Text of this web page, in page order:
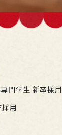
専門学生 新卒採用
用